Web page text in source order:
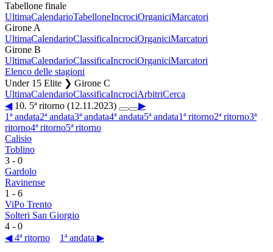
Tabellone finale
UltimaCalendarioTabelloneIncrociOrganiciMarcatori
Girone A
UltimaCalendarioClassificaIncrociOrganiciMarcatori
Girone B
UltimaCalendarioClassificaIncrociOrganiciMarcatori
Elenco delle stagioni
Under 15 Elite ❯ Girone C
UltimaCalendarioClassificaIncrociArbitriCerca
◀10. 5ª ritorno (12.11.2023)
▶
1ª andata2ª andata3ª andata4ª andata5ª andata1ª ritorno2ª ritorno3ª
ritorno4ª ritorno5ª ritorno
Calisio
Toblino
3 - 0
Gardolo
Ravinense
1 - 6
ViPo Trento
Solteri San Giorgio
4 - 0
◀ 4ª ritorno
1ª andata ▶